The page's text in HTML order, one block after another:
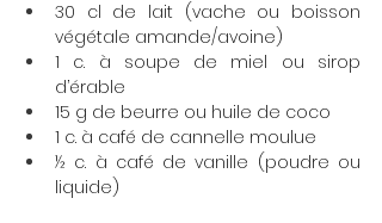
30 cl de lait (vache ou boisson
végétale amande/avoine)
1 c. à soupe de miel ou sirop
d’érable
15 g de beurre ou huile de coco
1 c. à café de cannelle moulue
½ c. à café de vanille (poudre ou
liquide)